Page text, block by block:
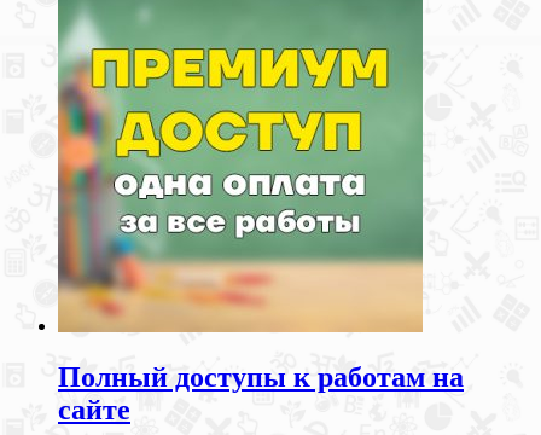
Полный доступы к работам на
сайте